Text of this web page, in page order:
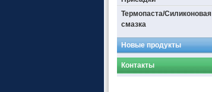
Термопаста/Силиконовая
смазка
Новые продукты
Контакты